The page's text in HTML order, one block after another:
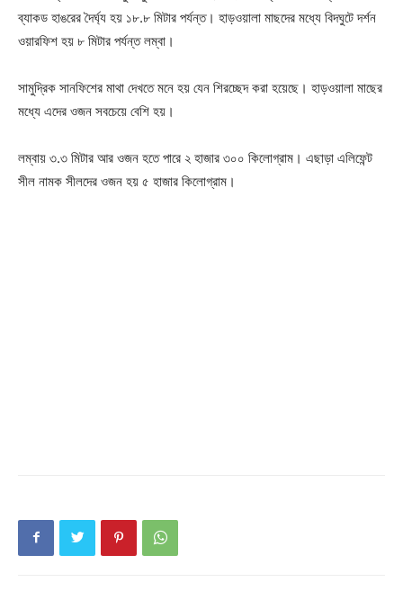
Champs21
ব্যাকড হাঙরের দৈর্ঘ্য হয় ১৮.৮ মিটার পর্যন্ত। হাড়ওয়ালা মাছদের মধ্যে বিদঘুটে দর্শন
ওয়ারফিশ হয় ৮ মিটার পর্যন্ত লম্বা।
সামুদ্রিক সানফিশের মাথা দেখতে মনে হয় যেন শিরচ্ছেদ করা হয়েছে। হাড়ওয়ালা মাছের
মধ্যে এদের ওজন সবচেয়ে বেশি হয়।
লম্বায় ৩.৩ মিটার আর ওজন হতে পারে ২ হাজার ৩০০ কিলোগ্রাম। এছাড়া এলিফেন্ট
সীল নামক সীলদের ওজন হয় ৫ হাজার কিলোগ্রাম।